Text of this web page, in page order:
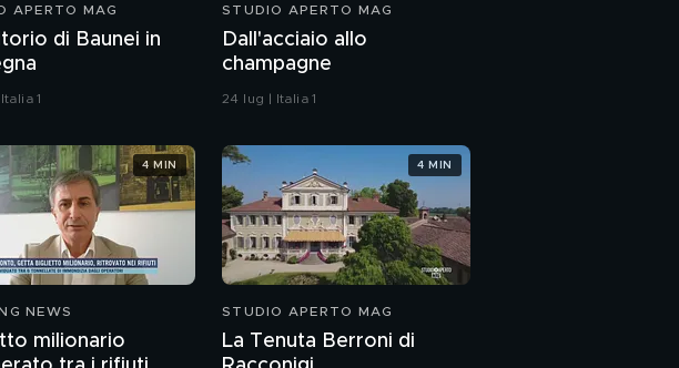
APERTO MAG
di Baunei in
1
STUDIO APERTO MAG
Dall'acciaio allo
champagne
24 lug | Italia 1
NEWS
milionario
4 MIN
STUDIO APERTO MAG
La Tenuta Berroni di
4 MIN